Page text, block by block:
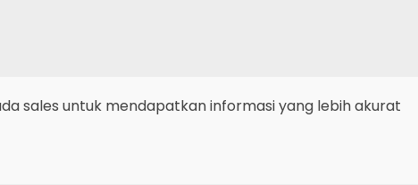
sales untuk mendapatkan informasi yang lebih akurat